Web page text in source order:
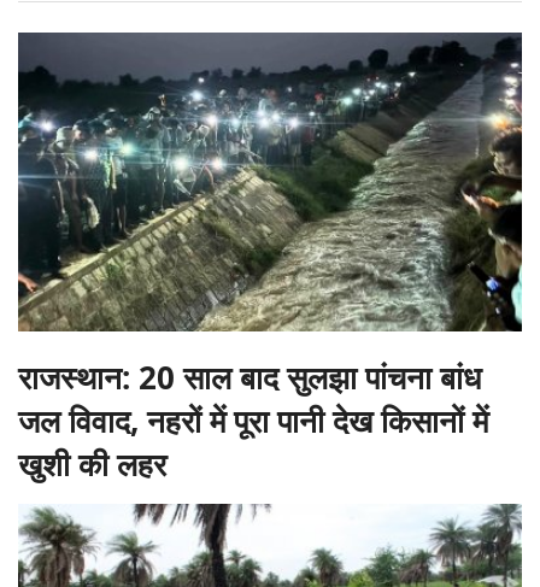
राजस्थान: 20 साल बाद सुलझा पांचना बांध
जल विवाद, नहरों में पूरा पानी देख किसानों में
खुशी की लहर